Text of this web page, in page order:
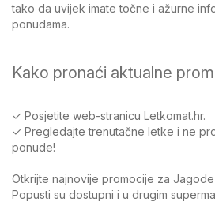
tako da uvijek imate točne i ažurne
ponudama.
Kako pronaći aktualne
✓ Posjetite web-stranicu Letkomat.hr.
✓ Pregledajte trenutačne letke i ne
ponude!
Otkrijte najnovije promocije za
Popusti su dostupni i u drugim